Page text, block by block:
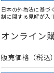
日本の外為法に基づ
制に関する見解が入
オンライン
販売価格（税込）